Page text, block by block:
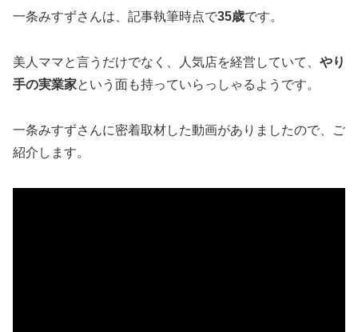
一条みすずさんは、記事執筆時点で35歳です。
美人ママと言うだけでなく、人気店を経営していて、 やり
手の実業家という面も持っていらっしゃるようです。
一条みすずさんに密着取材した動画がありましたので、ご
紹介します。